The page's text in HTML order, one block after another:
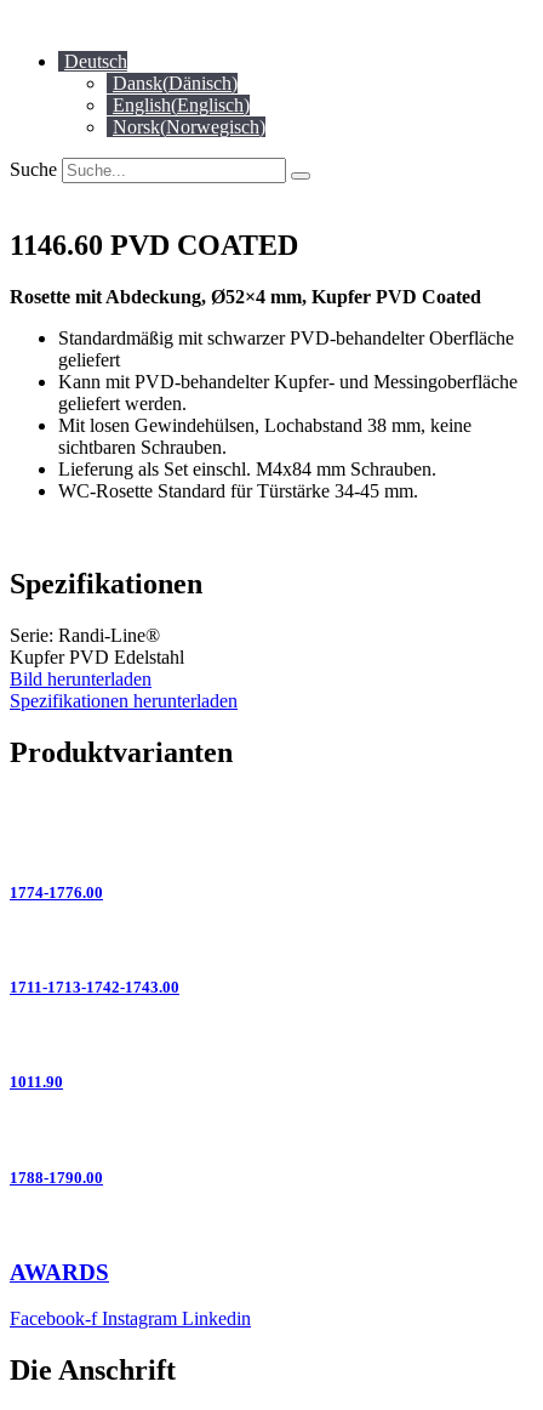
springenDeutsch
Dansk(Dänisch)
English(Englisch)
Norsk(Norwegisch)
Suche
1146.60 PVD COATED
Rosette mit Abdeckung, Ø52×4 mm, Kupfer PVD Coated
Standardmäßig mit schwarzer PVD-behandelter Oberfläche
geliefert
Kann mit PVD-behandelter Kupfer- und Messingoberfläche
geliefert werden.
Mit losen Gewindehülsen, Lochabstand 38 mm, keine
sichtbaren Schrauben.
Lieferung als Set einschl. M4x84 mm Schrauben.
WC-Rosette Standard für Türstärke 34-45 mm.
Spezifikationen
Serie: Randi-Line®
Kupfer PVD Edelstahl
Bild herunterladen
Spezifikationen herunterladen
Produktvarianten
1774-1776.00
1711-1713-1742-1743.00
1011.90
1788-1790.00
AWARDS
Facebook-f Instagram Linkedin
Die Anschrift